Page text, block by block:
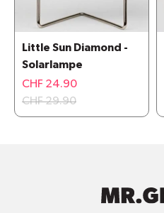
Little Sun Diamond -
Solarlampe
CHF 24.90
CHF 29.90